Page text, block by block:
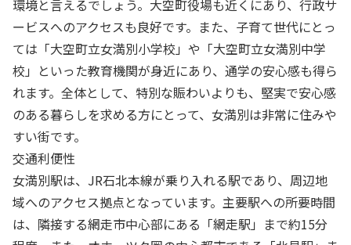
環境と言えるでしょう。大空町役場も近くにあり、行政サ
ービスへのアクセスも良好です。また、子育て世代にとっ
ては「大空町立女満別小学校」や「大空町立女満別中学
校」といった教育機関が身近にあり、通学の安心感も得ら
れます。全体として、特別な賑わいよりも、堅実で安心感
のある暮らしを求める方にとって、女満別は非常に住みや
すい街です。
交通利便性
女満別駅は、JR石北本線が乗り入れる駅であり、周辺地
域へのアクセス拠点となっています。主要駅への所要時間
は、隣接する網走市中心部にある「網走駅」まで約15分